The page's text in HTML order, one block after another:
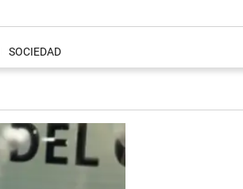
SOCIEDAD